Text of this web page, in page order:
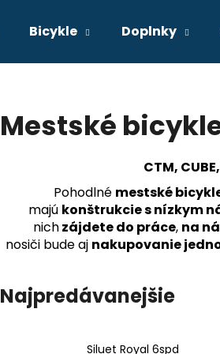
Bicykle Doplnky
Mestské
CTM,
Pohodlné mestské
majú konštrukcie s nízkym
nichzájdete do práce, na
nosiči bude aj nakupovanie
Najpredávanejšie
Siluet Royal 6spd
Odporúčame